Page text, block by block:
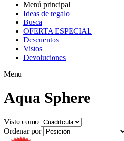
Menú principal
Ideas de regalo
Busca
OFERTA ESPECIAL
Descuentos
Vistos
Devoluciones
Menu
Aqua Sphere
Visto como
Ordenar por